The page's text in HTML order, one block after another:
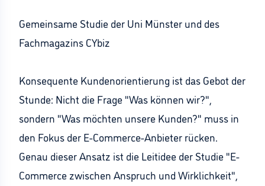
Gemeinsame Studie der Uni Münster und des
Fachmagazins CYbiz
Konsequente Kundenorientierung ist das Gebot der
Stunde: Nicht die Frage "Was können wir?",
sondern "Was möchten unsere Kunden?" muss in
den Fokus der E-Commerce-Anbieter rücken.
Genau dieser Ansatz ist die Leitidee der Studie "E-
Commerce zwischen Anspruch und Wirklichkeit",